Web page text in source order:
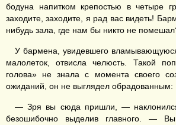
бодуна напитком крепостью в четыре
заходите, заходите, я рад вас видеть!
нибудь зала, где нам бы никто не
У бармена, увидевшего
малолеток, отвисла челюсть. Такой
голова» не знала с момента своего
ожиданий, он не выглядел обрадованным:
— Зря вы сюда пришли, —
безошибочно выделив главного. —